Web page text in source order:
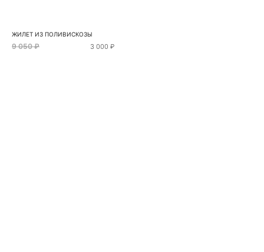
ЖИЛЕТ ИЗ ПОЛИВИСКОЗЫ
9 050 ₽ 3 000 ₽